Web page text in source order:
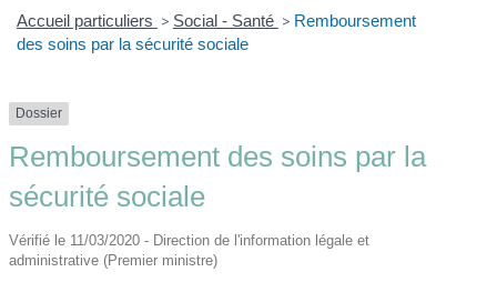
Accueil particuliers > Social - Santé > Remboursement
des soins par la sécurité sociale
Dossier
Remboursement des soins par la
sécurité sociale
Vérifié le 11/03/2020 - Direction de l'information légale et
administrative (Premier ministre)